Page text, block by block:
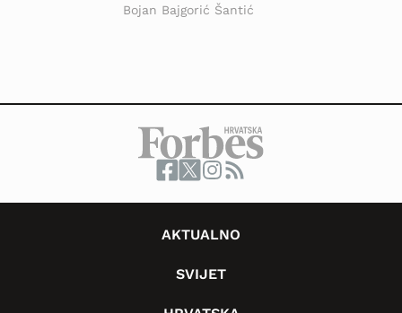
Bojan Bajgorić Šantić
AKTUALNO
SVIJET